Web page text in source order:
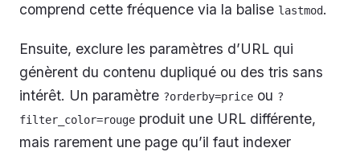
comprend cette fréquence via la balise lastmod.
Ensuite, exclure les paramètres d’URL qui
génèrent du contenu dupliqué ou des tris sans
intérêt. Un paramètre ?orderby=price ou ?
filter_color=rouge produit une URL différente,
mais rarement une page qu’il faut indexer